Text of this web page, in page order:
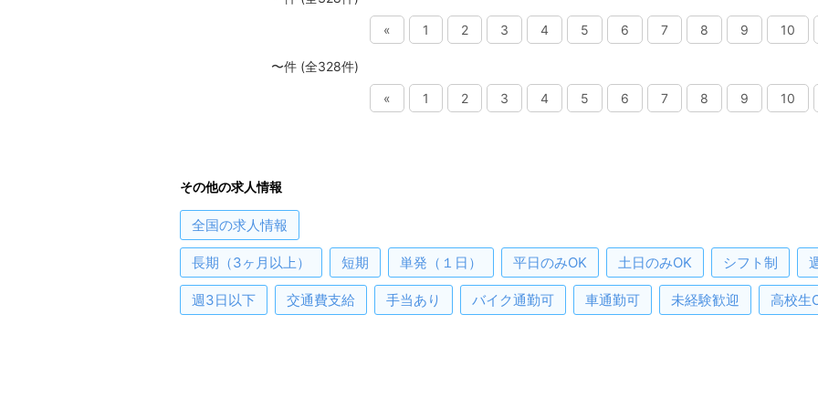
« 1 2 3 4 5 6 7 8 9 10
〜件 (全328件)
« 1 2 3 4 5 6 7 8 9 10
その他の求人情報
全国の求人情報
長期（3ヶ月以上） 短期 単発（１日） 平日のみOK 土日のみOK シフト制
週3日以下 交通費支給 手当あり バイク通勤可 車通勤可 未経験歓迎 高校生